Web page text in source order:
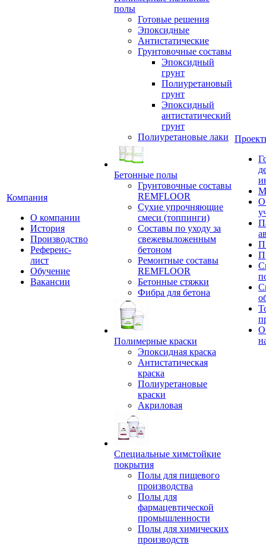
Компания
О компании
История
Производство
Референс-
лист
Обучение
Вакансии
полы
Готовые решения
Эпоксидные
Антистатические
Грунтовочные составы
Эпоксидный
грунт
Полиуретановый
грунт
Эпоксидный
антистатический
грунт
Полиуретановые лаки
Бетонные полы
Грунтовочные составы
REMFLOOR
Сухие упрочняющие
смеси (топпинги)
Составы по уходу за
свежевыложенным
бетоном
Ремонтные составы
REMFLOOR
Бетонные стяжки
Фибра для бетона
Полимерные краски
Эпоксидная краска
Антистатическая
краска
Полиуретановые
краски
Акриловая
Специальные химстойкие
покрытия
Полы для пищевого
производства
Полы для
фармацевтической
промышленности
Полы для химических
производств